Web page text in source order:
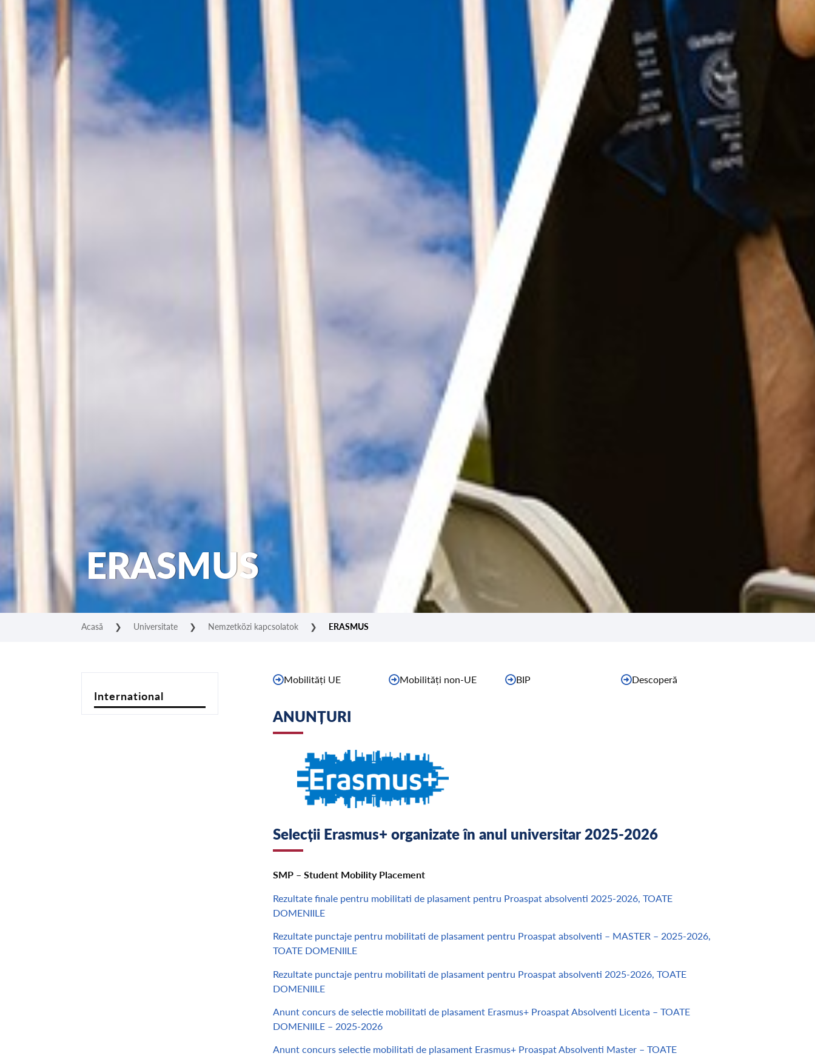
ERASMUS
Acasă ❯ Universitate ❯ Nemzetközi kapcsolatok ❯ ERASMUS
International
Mobilități UE Mobilități non-UE BIP Descoperă
ANUNȚURI
Selecții Erasmus+ organizate în anul universitar 2025-2026
SMP – Student Mobility Placement
Rezultate finale pentru mobilitati de plasament pentru Proaspat absolventi 2025-2026, TOATE
DOMENIILE
Rezultate punctaje pentru mobilitati de plasament pentru Proaspat absolventi – MASTER – 2025-2026,
TOATE DOMENIILE
Rezultate punctaje pentru mobilitati de plasament pentru Proaspat absolventi 2025-2026, TOATE
DOMENIILE
Anunt concurs de selectie mobilitati de plasament Erasmus+ Proaspat Absolventi Licenta – TOATE
DOMENIILE – 2025-2026
Anunt concurs selectie mobilitati de plasament Erasmus+ Proaspat Absolventi Master – TOATE